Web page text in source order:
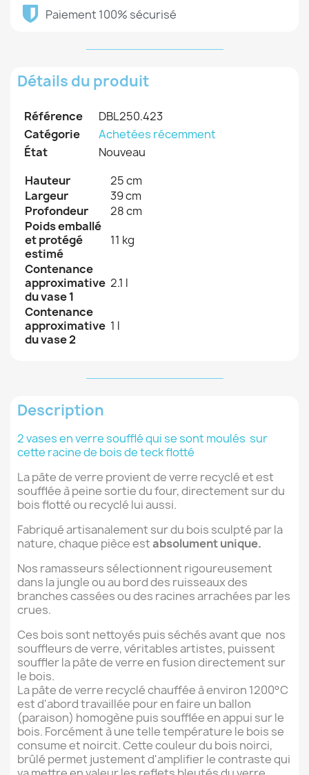
Paiement 100% sécurisé
Détails du produit
Référence
DBL250.423
Catégorie
Achetées récemment
État
Nouveau
Hauteur
25 cm
Largeur
39 cm
Profondeur
28 cm
Poids emballé
et protégé
estimé
11 kg
Contenance
approximative
du vase 1
2.1 l
Contenance
approximative
du vase 2
1 l
Description
2 vases en verre soufflé qui se sont moulés sur
cette racine de bois de teck flotté
La pâte de verre provient de verre recyclé et est
soufflée à peine sortie du four, directement sur du
bois flotté ou recyclé lui aussi.
Fabriqué artisanalement sur du bois sculpté par la
nature, chaque pièce estabsolument unique.
Nos ramasseurs sélectionnent rigoureusement
dans la jungle ou au bord des ruisseaux des
branches cassées ou des racines arrachées par les
crues.
Ces bois sont nettoyés puis séchés avant que nos
souffleurs de verre, véritables artistes, puissent
souffler la pâte de verre en fusion directement sur
le bois.
La pâte de verre recyclé chauffée à environ 1200°C
est d'abord travaillée pour en faire un ballon
(paraison) homogène puis soufflée en appui sur le
bois. Forcément à une telle température le bois se
consume et noircit. Cette couleur du bois noirci,
brûlé permet justement d'amplifier le contraste qui